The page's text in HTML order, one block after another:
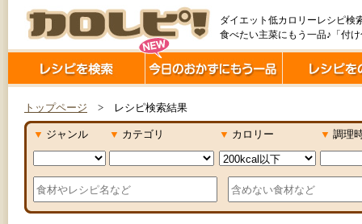
ダイエット低カロリーレシピ検
食べたい主菜にもう一品♪「付
トップページ > レシピ検索結果
▼ ジャンル ▼ カテゴリ ▼ カロリー ▼ 調理